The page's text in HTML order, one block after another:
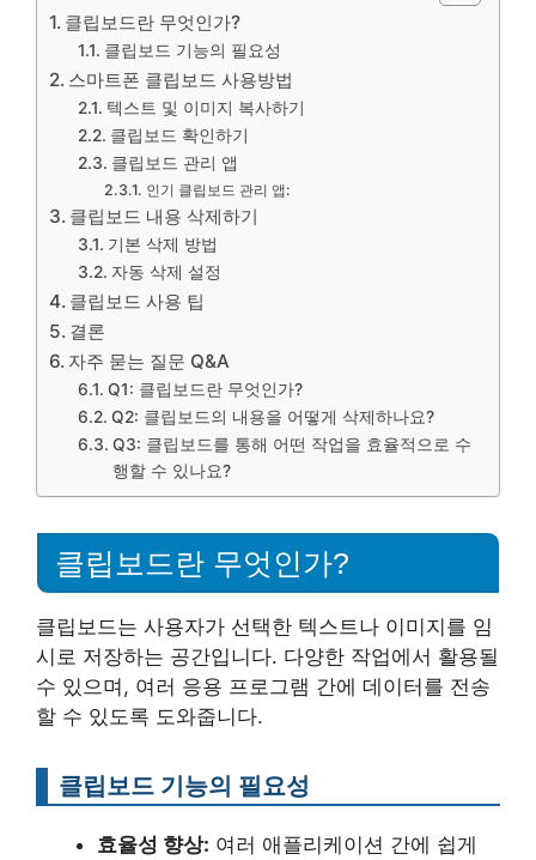
클립보드란 무엇인가?
클립보드 기능의 필요성
스마트폰 클립보드 사용방법
텍스트 및 이미지 복사하기
클립보드 확인하기
클립보드 관리 앱
인기 클립보드 관리 앱:
클립보드 내용 삭제하기
기본 삭제 방법
자동 삭제 설정
클립보드 사용 팁
결론
자주 묻는 질문 Q&A
Q1: 클립보드란 무엇인가?
Q2: 클립보드의 내용을 어떻게 삭제하나요?
Q3: 클립보드를 통해 어떤 작업을 효율적으로 수
행할 수 있나요?
클립보드란 무엇인가?
클립보드는 사용자가 선택한 텍스트나 이미지를 임
시로 저장하는 공간입니다. 다양한 작업에서 활용될
수 있으며, 여러 응용 프로그램 간에 데이터를 전송
할 수 있도록 도와줍니다.
클립보드 기능의 필요성
효율성 향상: 여러 애플리케이션 간에 쉽게